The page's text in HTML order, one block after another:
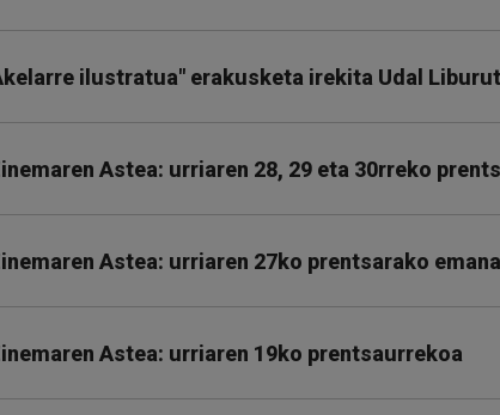
ilustratua" erakusketa irekita Udal
Astea: urriaren 28, 29 eta 30rreko
Astea: urriaren 27ko prentsarako
Astea: urriaren 19ko prentsaurrekoa